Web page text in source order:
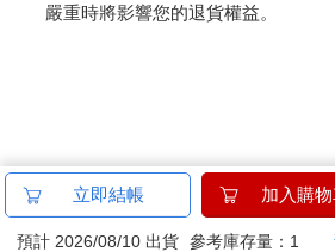
依消費者要求所為之客製化給付
非以有形媒介提供之數位內容或
上服務，經消費者事先同意始提
已拆封之個人衛生用品。（如：
若非上列種類商品，均享有到貨7天